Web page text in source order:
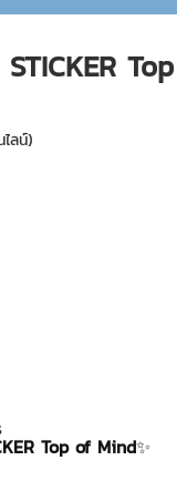
ลน์)
STICKER Top
Top of Mind✨